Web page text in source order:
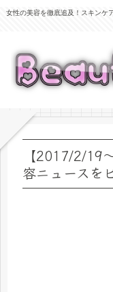
女性の美容を徹底追及！スキンケ
【2017/2/19
容ニュースを